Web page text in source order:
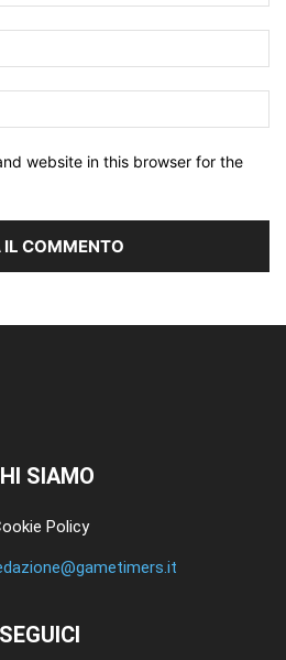
website in this browser for the
SIAMO
Policy
SEGUICI